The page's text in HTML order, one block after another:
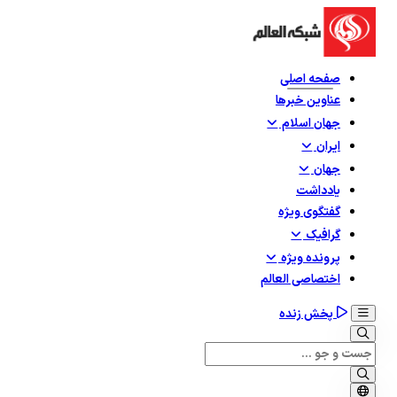
صفحه اصلی
عناوین خبرها
جهان اسلام
ایران
جهان
یادداشت
گفتگوی ویژه
گرافيک
پرونده ویژه
اختصاصی العالم
پخش زنده